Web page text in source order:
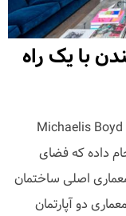
با یک راه
در منطقه سلطنتی کنزینگتون و چلسی لندن، Michaelis Boyd
داده که فضای
اصلی ساختمان
معماری دو آپارتمان